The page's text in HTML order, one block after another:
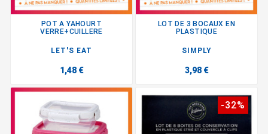
POT A YAHOURT
VERRE+CUILLERE
LET'S EAT
1,48 €
LOT DE 3 BOCAUX EN
PLASTIQUE
SIMPLY
3,98 €
-32%